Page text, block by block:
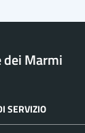
dei Marmi
SERVIZIO